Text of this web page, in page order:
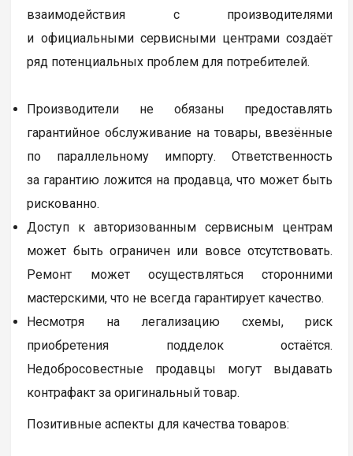
взаимодействия с производителями
и официальными сервисными центрами создаёт
ряд потенциальных проблем для потребителей.
Производители не обязаны предоставлять
гарантийное обслуживание на товары, ввезённые
по параллельному импорту. Ответственность
за гарантию ложится на продавца, что может быть
рискованно.
Доступ к авторизованным сервисным центрам
может быть ограничен или вовсе отсутствовать.
Ремонт может осуществляться сторонними
мастерскими, что не всегда гарантирует качество.
Несмотря на легализацию схемы, риск
приобретения подделок остаётся.
Недобросовестные продавцы могут выдавать
контрафакт за оригинальный товар.
Позитивные аспекты для качества товаров: